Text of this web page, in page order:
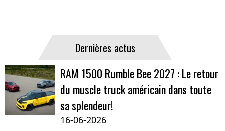
Dernières actus
RAM 1500 Rumble Bee 2027 : Le retour
du muscle truck américain dans toute
sa splendeur!
16-06-2026